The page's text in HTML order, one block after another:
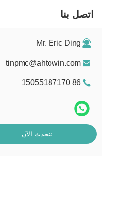
اتصل بنا
Mr. Eric Ding
tinpmc@ahtowin.com
86 15055187170
نتحدث الآن